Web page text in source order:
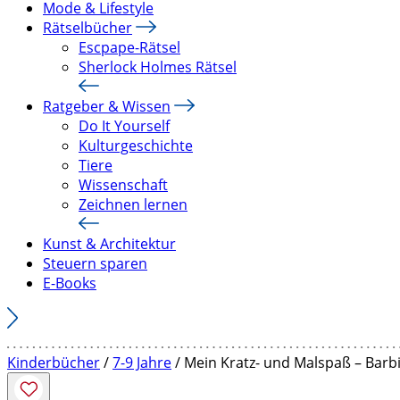
Mode & Lifestyle
Rätselbücher
Escpape-Rätsel
Sherlock Holmes Rätsel
Ratgeber & Wissen
Do It Yourself
Kulturgeschichte
Tiere
Wissenschaft
Zeichnen lernen
Kunst & Architektur
Steuern sparen
E-Books
Kinderbücher/7-9 Jahre/ Mein Kratz- und Malspaß –